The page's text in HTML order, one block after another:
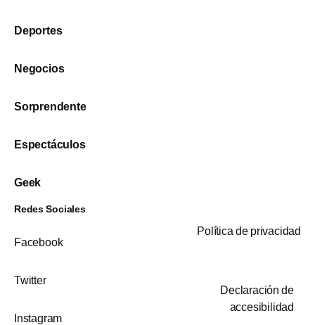
Deportes
Negocios
Sorprendente
Espectáculos
Geek
Redes Sociales
Facebook
Twitter
Instagram
Política de privacidad
Declaración de
accesibilidad